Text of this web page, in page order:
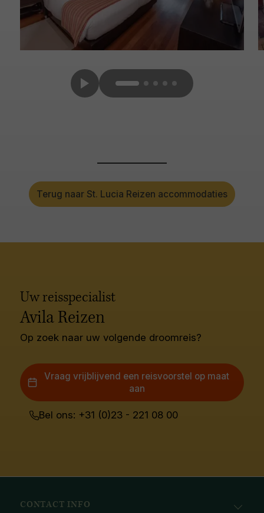
Terug naar St. Lucia Reizen accommodaties
Uw reisspecialist
Avila Reizen
Op zoek naar uw volgende droomreis?
Vraag vrijblijvend een reisvoorstel op maat
aan
Bel ons: +31 (0)23 - 221 08 00
CONTACT INFO